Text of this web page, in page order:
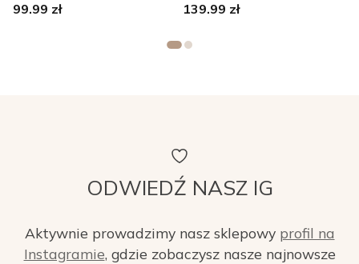
99.99 zł
139.99 zł
ODWIEDŹ NASZ IG
Aktywnie prowadzimy nasz sklepowy profil na
Instagramie, gdzie zobaczysz nasze najnowsze